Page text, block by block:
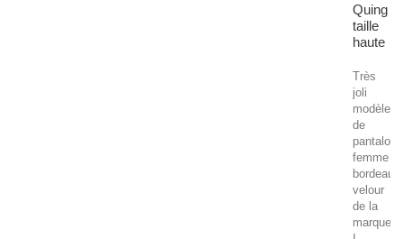
Quing
taille
haute
Très
joli
modèle
de
pantalon
femme
bordeaux
velour
de la
marque